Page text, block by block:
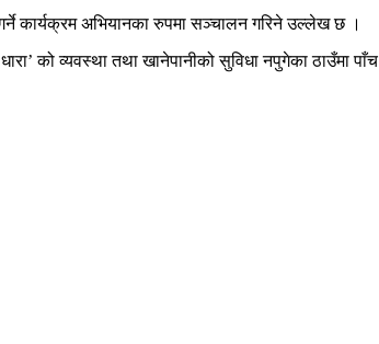
गर्ने कार्यक्रम अभियानका रुपमा सञ्चालन गरिने उल्लेख छ ।
को व्यवस्था तथा खानेपानीको सुविधा नपुगेका ठाउँमा पाँच